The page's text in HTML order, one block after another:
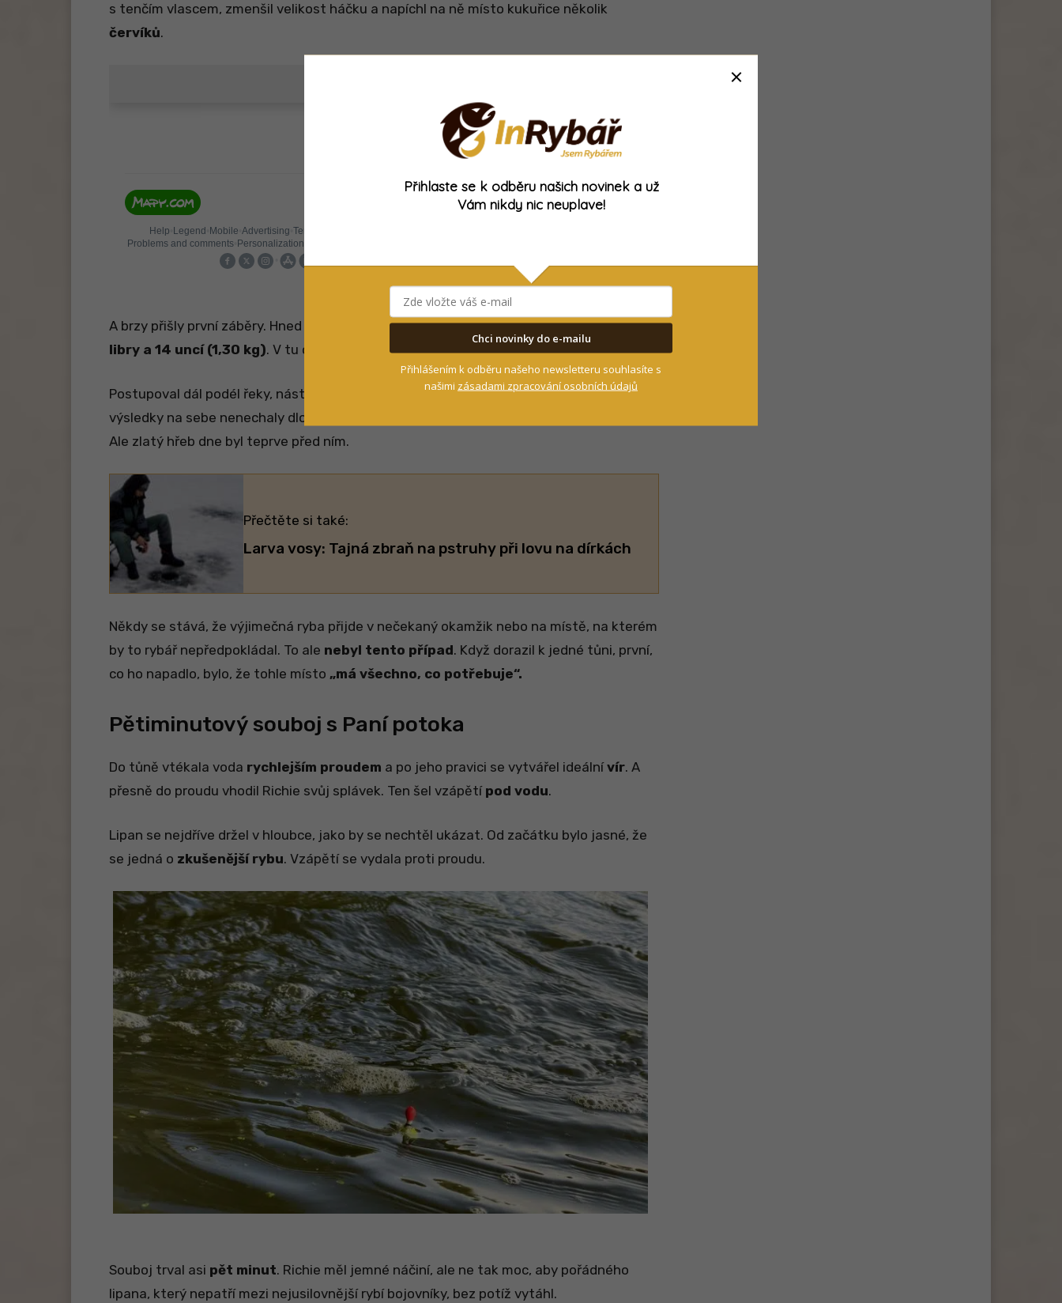
s tenčím vlascem, zmenšil velikost háčku a napíchl na ně místo kukuřice několik
červíků.
A brzy přišly první záběry. Hned na druhé nahození ulovil krásnéholipanao hmotnosti2
libry a 14 uncí (1,30 kg). V tu chvíli se upokojil – cíl vycházky byl splněn.
Postupoval dál podél řeky, nástrahu pod splávkem nahazoval do slibných míst a
výsledky na sebe nenechaly dlouho čekat – vytáhl několik pěkných
Ale zlatý hřeb dne byl teprve před ním.
Přečtěte si také:
Larva vosy: Tajná zbraň na pstruhy při lovu na dírkách
Někdy se stává, že výjimečná ryba přijde v nečekaný okamžik nebo na místě, na kterém
by to rybář nepředpokládal. To ale nebyl tento případ. Když dorazil k jedné tůni, první,
co ho napadlo, bylo, že tohle místo „má všechno, co potřebuje“.
Pětiminutový souboj s Paní potoka
Do tůně vtékala voda rychlejším proudem a po jeho pravici se vytvářel ideálnívír. A
přesně do proudu vhodil Richie svůj splávek. Ten šel vzápětí pod vodu.
Lipan se nejdříve držel v hloubce, jako by se nechtěl ukázat. Od začátku bylo jasné, že
se jedná o zkušenější rybu. Vzápětí se vydala proti proudu.
Souboj trval asi pět minut. Richie měl jemné náčiní, ale ne tak moc, aby pořádného
lipana, který nepatří mezi nejusilovnější rybí bojovníky, bez potíž vytáhl.
Přihlaste se k odběru našich novinek a už
Vám nikdy nic neuplave!
Chci novinky do e-mailu
Přihlášením k odběru našeho newsletteru souhlasíte s
našimi zásadami zpracování osobních údajů